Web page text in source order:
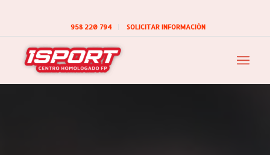
958 220 794 SOLICITAR INFORMACIÓN